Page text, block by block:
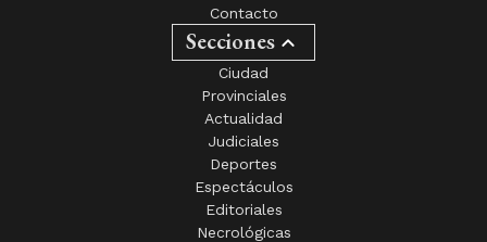
Contacto
Secciones
Ciudad
Provinciales
Actualidad
Judiciales
Deportes
Espectáculos
Editoriales
Necrológicas